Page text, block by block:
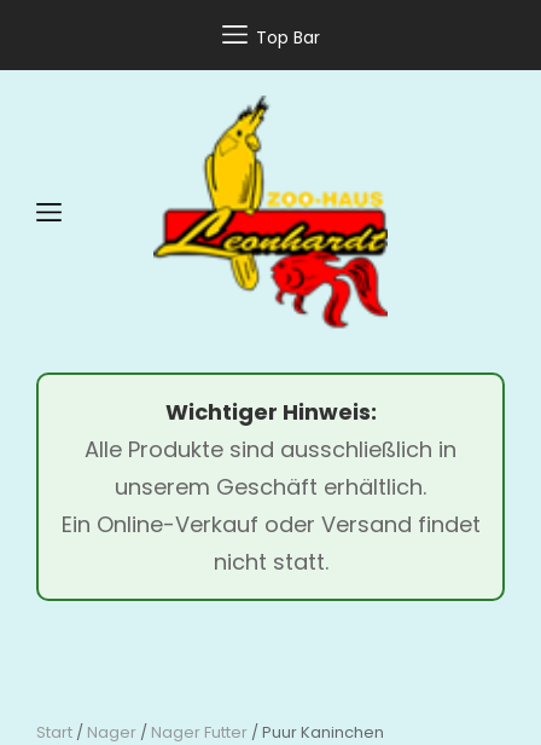
Top Bar
Wichtiger Hinweis:
Alle Produkte sind ausschließlich in
unserem Geschäft erhältlich.
Ein Online-Verkauf oder Versand findet
nicht statt.
Start / Nager / Nager Futter / Puur Kaninchen